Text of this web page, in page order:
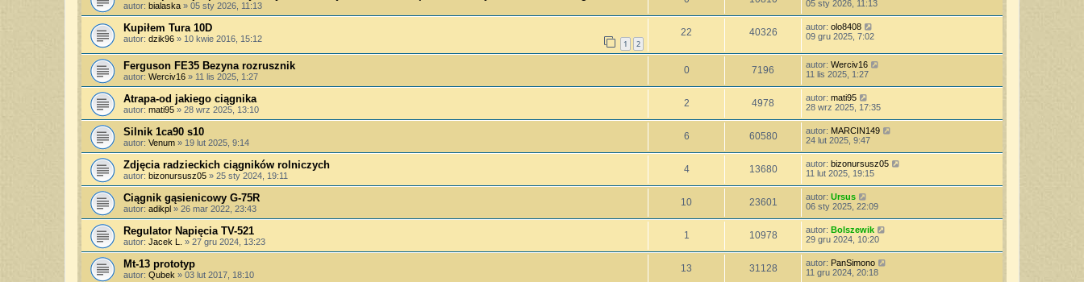
autor: bialaska » 05 sty 2026, 11:13
05 sty 2026, 11:13
Kupiłem Tura 10D
autor: dzik96 » 10 kwie 2016, 15:12 1 2
22 40326 autor: olo8408
09 gru 2025, 7:02
Ferguson FE35 Bezyna rozrusznik
autor: Werciv16 » 11 lis 2025, 1:27
0 7196 autor: Werciv16
11 lis 2025, 1:27
Atrapa-od jakiego ciągnika
autor: mati95 » 28 wrz 2025, 13:10
2 4978 autor: mati95
28 wrz 2025, 17:35
Silnik 1ca90 s10
autor: Venum » 19 lut 2025, 9:14
6 60580 autor: MARCIN149
24 lut 2025, 9:47
Zdjęcia radzieckich ciągników rolniczych
autor: bizonursusz05 » 25 sty 2024, 19:11
4 13680 autor: bizonursusz05
11 lut 2025, 19:15
Ciągnik gąsienicowy G-75R
autor: adikpl » 26 mar 2022, 23:43
10 23601 autor: Ursus
06 sty 2025, 22:09
Regulator Napięcia TV-521
autor: Jacek L. » 27 gru 2024, 13:23
1 10978 autor: Bolszewik
29 gru 2024, 10:20
Mt-13 prototyp
autor: Qubek » 03 lut 2017, 18:10
13 31128 autor: PanSimono
11 gru 2024, 20:18